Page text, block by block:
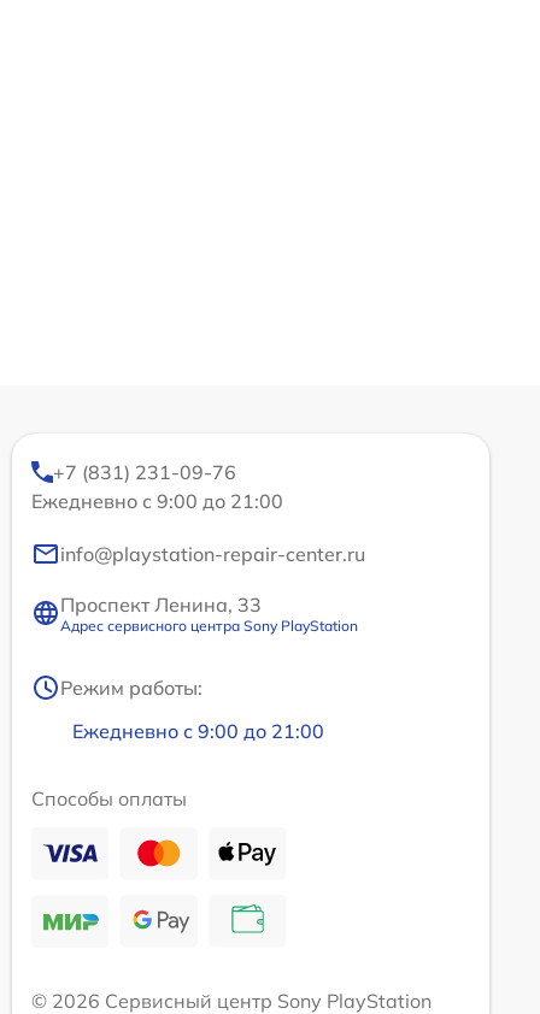
+7 (831) 231-09-76
Ежедневно с 9:00 до 21:00
info@playstation-repair-center.ru
Проспект Ленина, 33
Адрес сервисного центра Sony PlayStation
Режим работы:
Ежедневно с 9:00 до 21:00
Способы оплаты
© 2026 Сервисный центр Sony PlayStation